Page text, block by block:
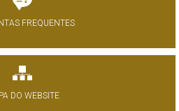
FREQUENTES
DO WEBSITE